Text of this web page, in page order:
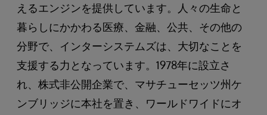
えるエンジンを提供しています。人々の生命と
暮らしにかかわる医療、金融、公共、その他の
分野で、インターシステムズは、大切なことを
支援する力となっています。1978年に設立さ
れ、株式非公開企業で、マサチューセッツ州ケ
ンブリッジに本社を置き、ワールドワイドにオ